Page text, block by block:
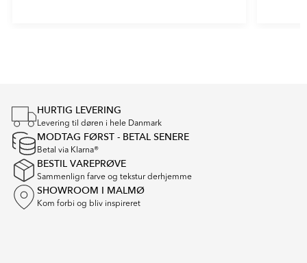
HURTIG LEVERING
Levering til døren i hele Danmark
MODTAG FØRST - BETAL SENERE
Betal via Klarna®
BESTIL VAREPRØVE
Sammenlign farve og tekstur derhjemme
SHOWROOM I MALMØ
Kom forbi og bliv inspireret